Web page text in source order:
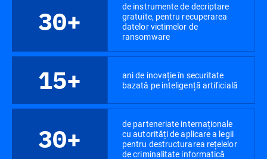
30+
de instrumente de decriptare
gratuite, pentru recuperarea
datelor victimelor de
ransomware
15+
ani de inovație în securitate
bazată pe inteligență artificială
30+
de parteneriate internaționale
cu autorități de aplicare a legii
pentru destructurarea rețelelor
de criminalitate informatică